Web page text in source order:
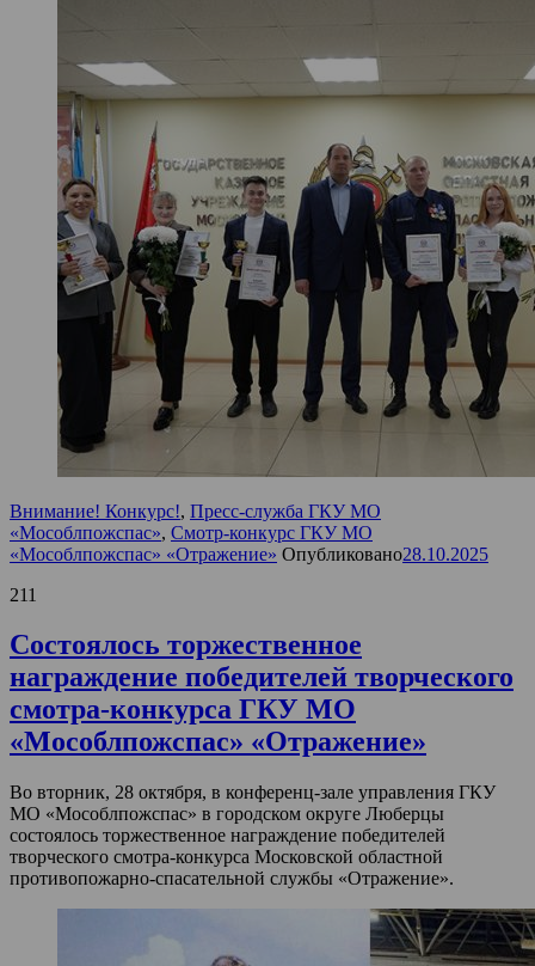
Внимание! Конкурс!, Пресс-служба ГКУ МО
«Мособлпожспас», Смотр-конкурс ГКУ МО
«Мособлпожспас» «Отражение» Опубликовано28.10.2025
211
Состоялось торжественное
награждение победителей творческого
смотра-конкурса ГКУ МО
«Мособлпожспас» «Отражение»
Во вторник, 28 октября, в конференц-зале управления ГКУ
МО «Мособлпожспас» в городском округе Люберцы
состоялось торжественное награждение победителей
творческого смотра-конкурса Московской областной
противопожарно-спасательной службы «Отражение».